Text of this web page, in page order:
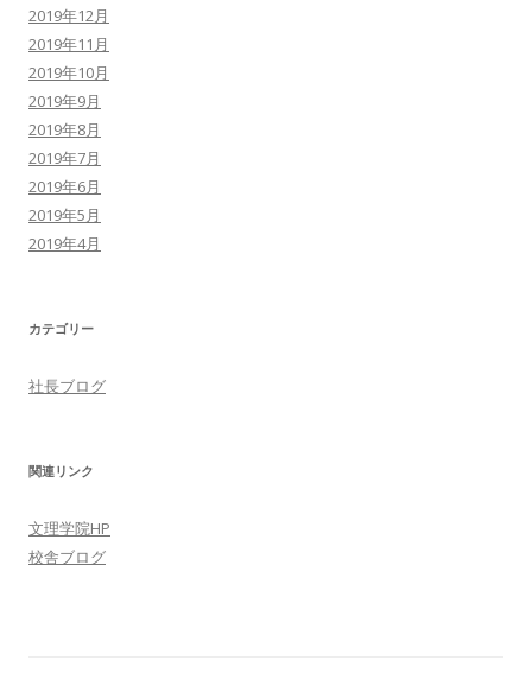
2019年12月
2019年11月
2019年10月
2019年9月
2019年8月
2019年7月
2019年6月
2019年5月
2019年4月
カテゴリー
社長ブログ
関連リンク
文理学院HP
校舎ブログ